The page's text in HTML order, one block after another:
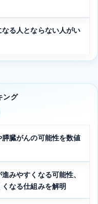
る人とならない人がい
ング
臓がんの可能性を数値
みやすくなる可能性、
なる仕組みを解明